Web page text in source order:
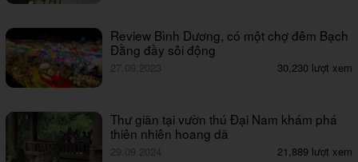
Review Bình Dương, có một chợ đêm Bạch
Đằng đầy sôi động
27.09.2023 30,230 lượt xem
Thư giãn tại vườn thú Đại Nam khám phá
thiên nhiên hoang dã
29.09.2024 21,889 lượt xem